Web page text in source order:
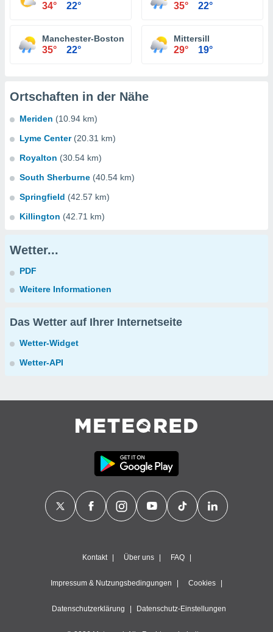
34° 22° 35° 22°
Manchester-Boston Regional Airport
35° 22°
Mittersill
29° 19°
Ortschaften in der Nähe
Meriden (10.94 km)
Lyme Center (20.31 km)
Royalton (30.54 km)
South Sherburne (40.54 km)
Springfield (42.57 km)
Killington (42.71 km)
Wetter...
PDF
Weitere Informationen
Das Wetter auf Ihrer Internetseite
Wetter-Widget
Wetter-API
Kontakt Über uns FAQ
Impressum & Nutzungsbedingungen Cookies
Datenschutzerklärung Datenschutz-Einstellungen